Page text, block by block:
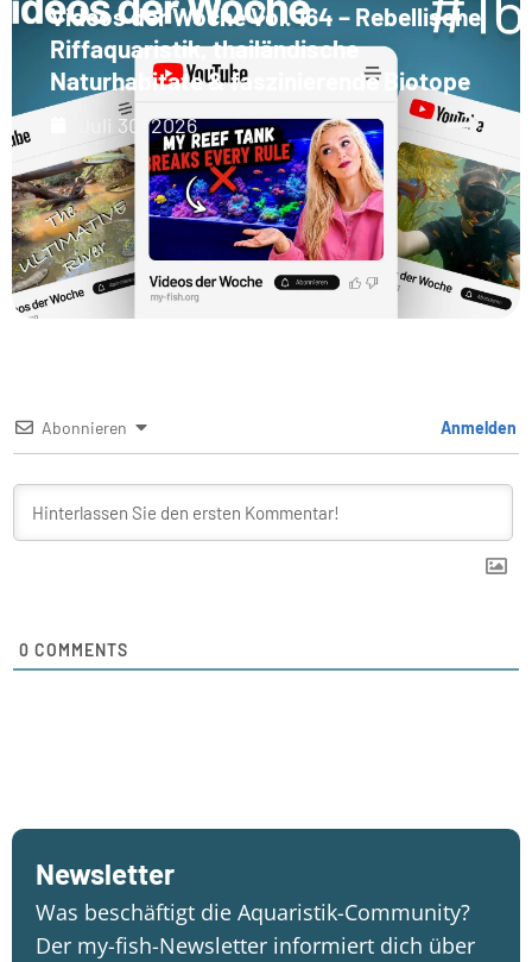
Videos der Woche Vol. 164 – Rebellische
Riffaquaristik, thailändische
Naturhabitate & faszinierende Biotope
Juli 30, 2026
Abonnieren Anmelden
0 COMMENTS
Newsletter
Was beschäftigt die Aquaristik-Community?
Der my-fish-Newsletter informiert dich über